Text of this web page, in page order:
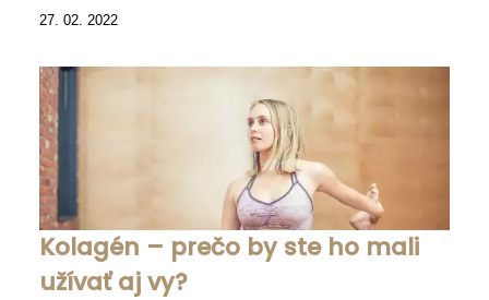
27. 02. 2022
Kolagén – prečo by ste ho mali
užívať aj vy?